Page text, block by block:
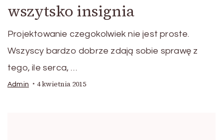
wszytsko insignia
Projektowanie czegokolwiek nie jest proste.
Wszyscy bardzo dobrze zdają sobie sprawę z
tego, ile serca, …
Admin 4 kwietnia 2015